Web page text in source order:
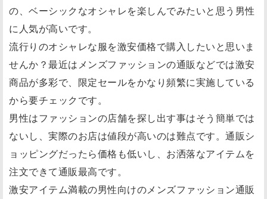
の、ベーシックなオシャレを楽しんでみたいと思う男性
に人気が高いです。
流行りのオシャレな服を激安価格で購入したいと思いま
せんか？最近はメンズファッションの通販などでは激安
商品が多彩で、限定セールをかなり頻繁に実施している
から要チェックです。
男性はファッションの店舗を探し出す事はそう簡単では
ないし、実際のお店は値段が高いのは難点です。通販シ
ョッピングだったら価格も低いし、お洒落なアイテムを
注文できて通販最高です。
激安アイテム満載の男性向けのメンズファッション通販